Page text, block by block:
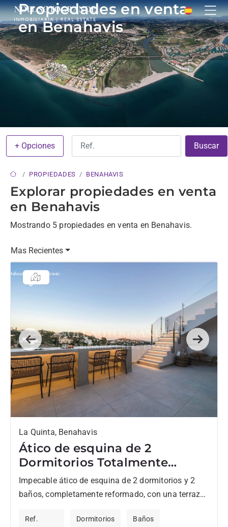
Propiedades en venta
en Benahavis
+ Opciones Buscar
PROPIEDADES BENAHAVIS
Explorar propiedades en venta
en Benahavis
Mostrando 5 propiedades en venta en Benahavis.
Mas Recientes
Previous Next
La Quinta, Benahavis
Ático de esquina de 2
Dormitorios Totalmente
Reformado con Vistas
Panorámicas en La Quinta
Impecable ático de esquina de 2 dormitorios y 2
baños, completamente reformado, con una terraza
del clima...
Ref. Dormitorios Baños